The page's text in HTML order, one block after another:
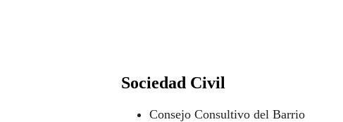
Sociedad Civil
Consejo Consultivo del Barrio